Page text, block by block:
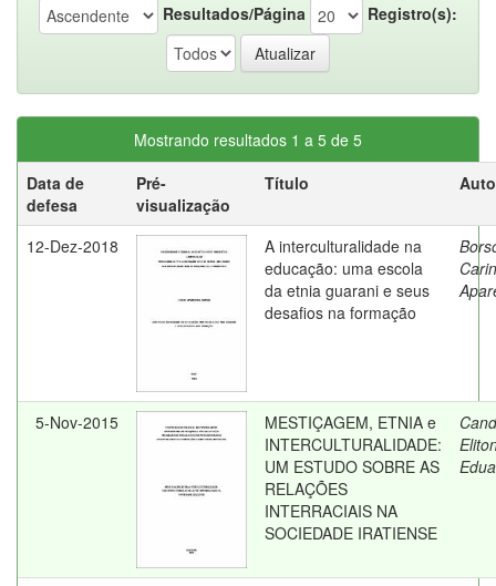
Resultados/Página
Registro(s):
Mostrando resultados 1 a 5 de 5
Data de
defesa
Pré-
visualização
Título
12-Dez-2018
A interculturalidade na
educação: uma escola
da etnia guarani e seus
desafios na formação
5-Nov-2015
MESTIÇAGEM, ETNIA e
INTERCULTURALIDADE:
UM ESTUDO SOBRE AS
RELAÇÕES
INTERRACIAIS NA
SOCIEDADE IRATIENSE